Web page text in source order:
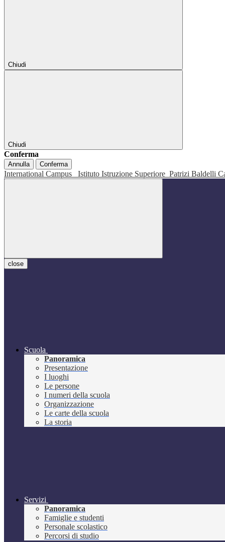
Chiudi
Chiudi
Conferma
Annulla Conferma
International Campus Istituto Istruzione Superiore Patrizi Baldelli
close
Scuola
Panoramica
Presentazione
I luoghi
Le persone
I numeri della scuola
Organizzazione
Le carte della scuola
La storia
Servizi
Panoramica
Famiglie e studenti
Personale scolastico
Percorsi di studio